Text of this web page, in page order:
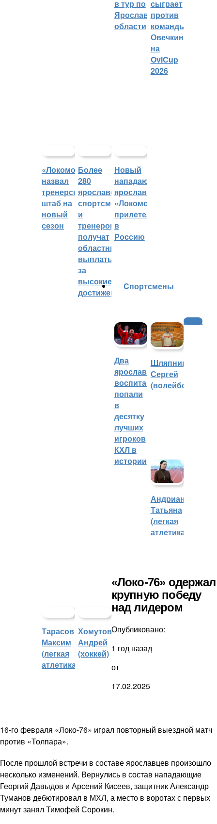
в тур по
Ярославской
области
сыграет
против
команды
Овечкина
на
OviCup
2026
«Локомотив»
назвал
тренерский
штаб на
новый
сезон
Более
280
ярославских
спортсменов
и
тренеров
получат
областные
выплаты
за
высокие
достижения
Новый
нападающий
ярославского
«Локомотива»
прилетел
в
Россию
Cпортсмены
Два
ярославских
воспитанника
попали
в
десятку
лучших
игроков
КХЛ в
истории
Шляпников
Сергей
(волейбол)
Андрианова
Татьяна
(легкая
атлетика)
Тарасов
Максим
(легкая
атлетика)
Хомутов
Андрей
(хоккей)
Хоккей
«Локо-76» одержал
крупную победу
над лидером
Опубликовано:
1 год назад
от
17.02.2025
16-го февраля «Локо-76» играл повторный выездной матч
против «Толпара».
После прошлой встречи в составе ярославцев произошло
несколько изменений. Вернулись в состав нападающие
Георгий Давыдов и Арсений Кисеев, защитник Александр
Туманов дебютировал в МХЛ, а место в воротах с первых
минут занял Тимофей Сорокин.